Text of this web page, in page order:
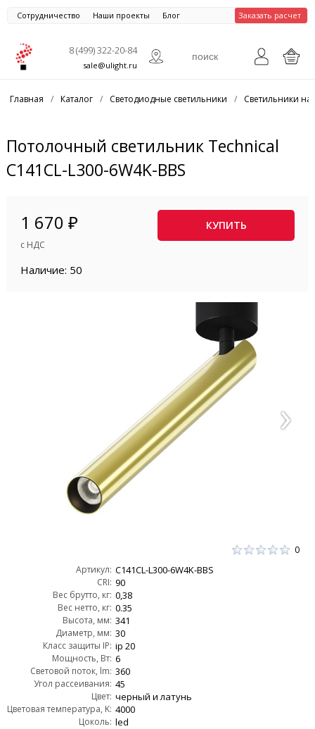
Сотрудничество Наши проекты Блог Заказать расчет
8 (499) 322-20-84
sale@ulight.ru
Главная / Каталог / Светодиодные светильники / Светильники
Потолочный светильник Technical
C141CL-L300-6W4K-BBS
1 670 ₽
с НДС
КУПИТЬ
Наличие: 50
0
Артикул: C141CL-L300-6W4K-BBS
CRI: 90
Вес брутто, кг: 0,38
Вес нетто, кг: 0.35
Высота, мм: 341
Диаметр, мм: 30
Класс защиты IP: ip 20
Мощность, Вт: 6
Световой поток, lm: 360
Угол рассеивания: 45
Цвет: черный и латунь
Цветовая температура, K: 4000
Цоколь: led